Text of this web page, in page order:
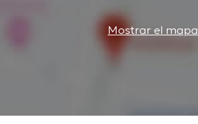
Mostrar el mapa